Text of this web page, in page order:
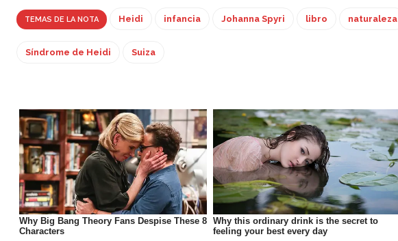
TEMAS DE LA NOTA Heidi infancia Johanna Spyri libro naturaleza
Síndrome de Heidi Suiza